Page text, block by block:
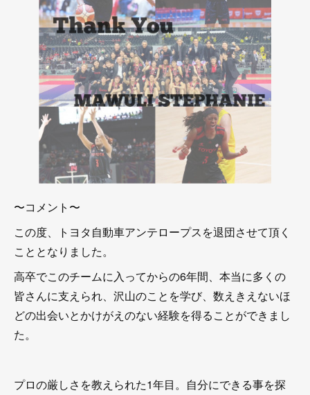
〜コメント〜
この度、トヨタ自動車アンテロープスを退団させて頂く
こととなりました。
高卒でこのチームに入ってからの6年間、本当に多くの
皆さんに支えられ、沢山のことを学び、数えきえないほ
どの出会いとかけがえのない経験を得ることができまし
た。
プロの厳しさを教えられた1年目。自分にできる事を探